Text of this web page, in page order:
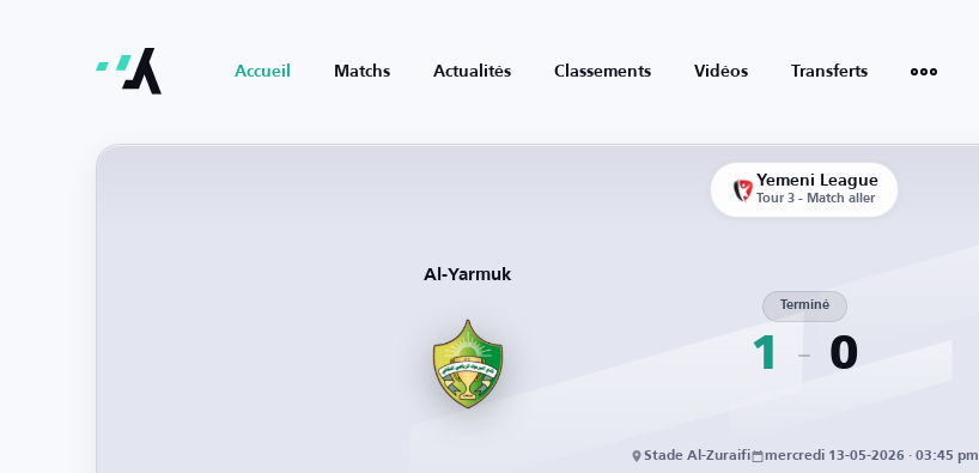
Accueil Matchs Actualités Classements Vidéos Transferts
Yemeni League
Tour 3 - Match aller
Al-Yarmuk
1
Terminé
0
Stade Al-Zuraifi mercredi 13-05-2026 · 03:45 pm